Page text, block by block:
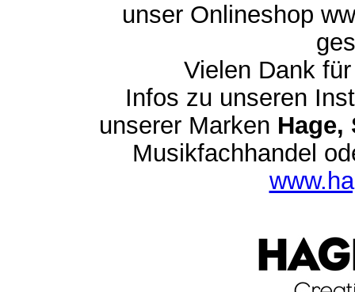
unser Onlineshop
Vielen Dank
Infos zu unseren
unserer Marken Hage,
Musikfachhandel